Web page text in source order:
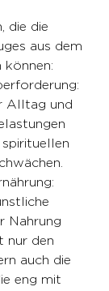
die die
aus dem
können:
Alltag und
Nahrung
nur den
auch die
eng mit